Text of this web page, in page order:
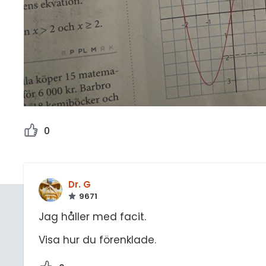
0
Dr. G
9671
Jag håller med facit.
Visa hur du förenklade.